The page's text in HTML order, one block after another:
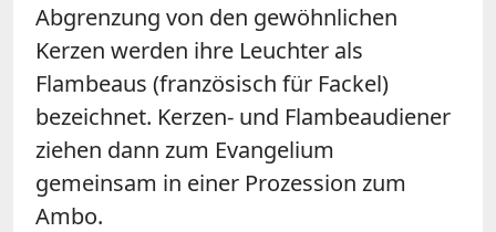
Abgrenzung von den gewöhnlichen
Kerzen werden ihre Leuchter als
Flambeaus (französisch für Fackel)
bezeichnet. Kerzen- und Flambeaudiener
ziehen dann zum Evangelium
gemeinsam in einer Prozession zum
Ambo.